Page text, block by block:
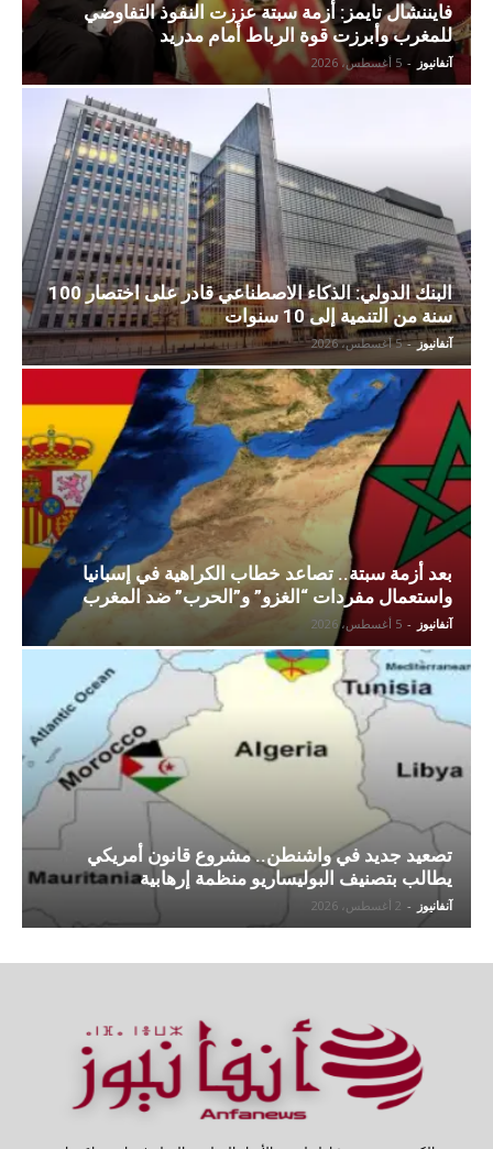
فايننشال تايمز: أزمة سبتة عززت النفوذ التفاوضي
للمغرب وأبرزت قوة الرباط أمام مدريد
آنفانيوز - 5 أغسطس، 2026
البنك الدولي: الذكاء الاصطناعي قادر على اختصار 100
سنة من التنمية إلى 10 سنوات
آنفانيوز - 5 أغسطس، 2026
بعد أزمة سبتة.. تصاعد خطاب الكراهية في إسبانيا
واستعمال مفردات “الغزو” و”الحرب” ضد المغرب
آنفانيوز - 5 أغسطس، 2026
تصعيد جديد في واشنطن.. مشروع قانون أمريكي
يطالب بتصنيف البوليساريو منظمة إرهابية
آنفانيوز - 2 أغسطس، 2026